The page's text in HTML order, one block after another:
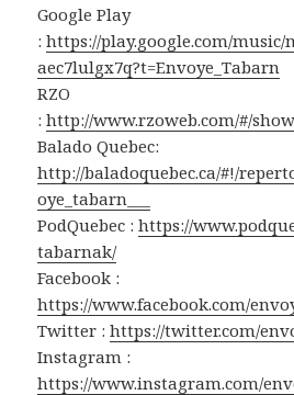
Google Play
:https://play.google.com/
aec7lulgx7q?t=Envoye_Tabarn
RZO
:http://www.rzoweb.com/#/
Balado Quebec:
http://baladoquebec.ca/#!/
oye_tabarn___
PodQuebec :https://
tabarnak/
Facebook :
https://www.facebook.com/
Twitter :https://twitter.com/
Instagram :
https://www.instagram.com/